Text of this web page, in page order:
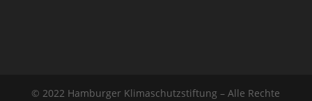
© 2022 Hamburger Klimaschutzstiftung – Alle Rechte